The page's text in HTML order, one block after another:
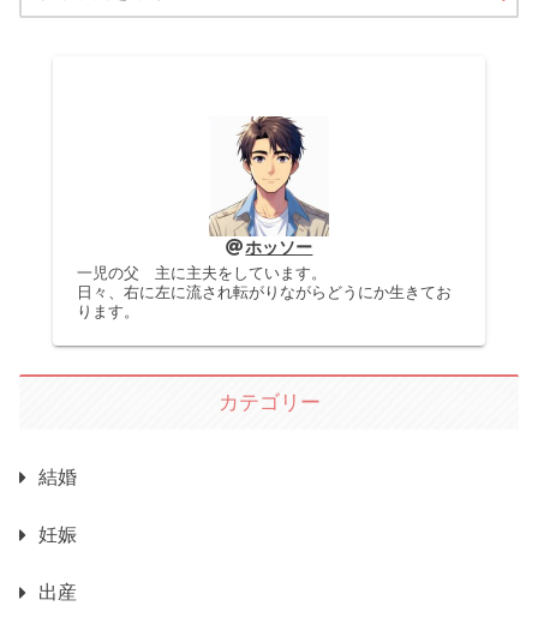
ホッソー
一児の父 主に主夫をしています。
日々、右に左に流され転がりながらどうにか生きてお
ります。
カテゴリー
結婚
妊娠
出産